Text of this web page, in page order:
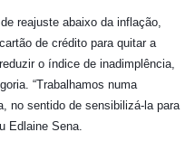
reajuste abaixo da inflação,
de crédito para quitar a
o índice de inadimplência,
“Trabalhamos numa
no sentido de sensibilizá-la para
Edlaine Sena.